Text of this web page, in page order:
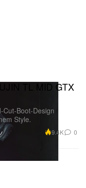
TL MID GTX
Cut-Boot-Design
Style.
9.4K 0